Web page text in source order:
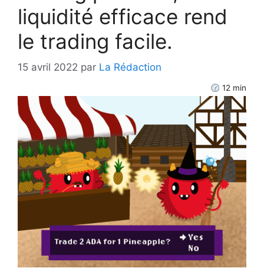
liquidité efficace rend
le trading facile.
15 avril 2022 par La Rédaction
12 min